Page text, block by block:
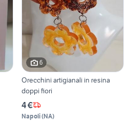
6
Orecchini artigianali in resina
doppi fiori
4 €
Napoli(NA)